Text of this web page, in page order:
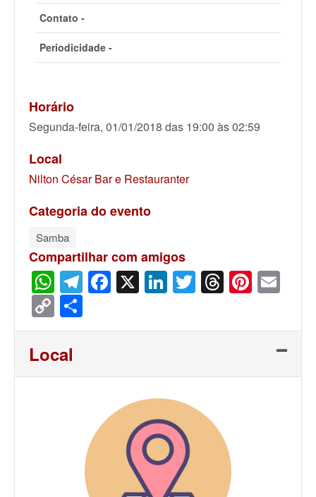
Contato -
Periodicidade -
Horário
Segunda-feira, 01/01/2018 das 19:00 às 02:59
Local
Nilton César Bar e Restauranter
Categoria do evento
Samba
Compartilhar com amigos
WhatsApp
Telegram
Facebook
X LinkedIn
Twitter
Threads
Copy
Link
Local